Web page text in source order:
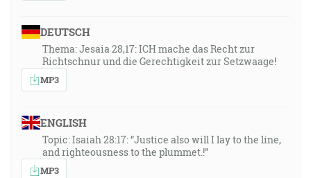
DEUTSCH
Thema: Jesaia 28,17: ICH mache das Recht zur
Richtschnur und die Gerechtigkeit zur Setzwaage!
MP3
ENGLISH
Topic: Isaiah 28:17: “Justice also will I lay to the line,
and righteousness to the plummet.!”
MP3